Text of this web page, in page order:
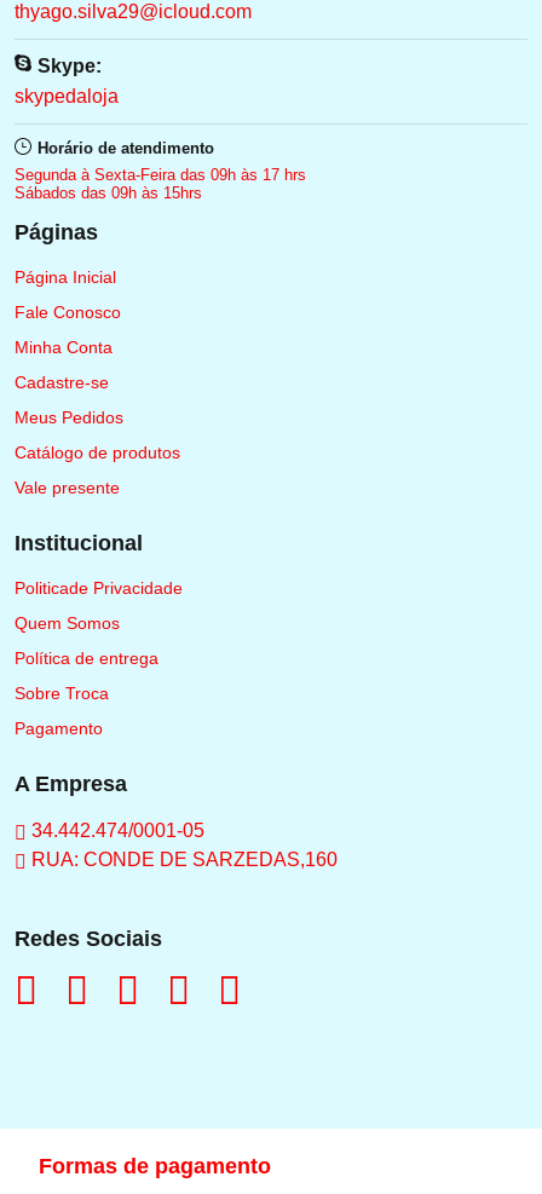
thyago.silva29@icloud.com
Skype:
skypedaloja
Horário de atendimento
Segunda à Sexta-Feira das 09h às 17 hrs
Sábados das 09h às 15hrs
Páginas
Página Inicial
Fale Conosco
Minha Conta
Cadastre-se
Meus Pedidos
Catálogo de produtos
Vale presente
Institucional
Politicade Privacidade
Quem Somos
Política de entrega
Sobre Troca
Pagamento
A Empresa
34.442.474/0001-05
RUA: CONDE DE SARZEDAS,160
Redes Sociais
Formas de pagamento